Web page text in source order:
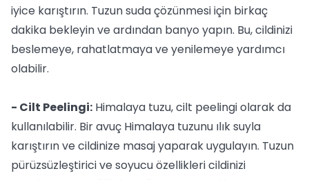
iyice karıştırın. Tuzun suda çözünmesi için birkaç
dakika bekleyin ve ardından banyo yapın. Bu, cildinizi
beslemeye, rahatlatmaya ve yenilemeye yardımcı
olabilir.
- Cilt Peelingi: Himalaya tuzu, cilt peelingi olarak da
kullanılabilir. Bir avuç Himalaya tuzunu ılık suyla
karıştırın ve cildinize masaj yaparak uygulayın. Tuzun
pürüzsüzleştirici ve soyucu özellikleri cildinizi